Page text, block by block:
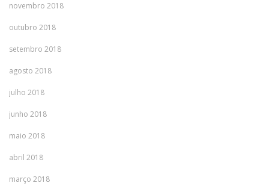
novembro 2018
outubro 2018
setembro 2018
agosto 2018
julho 2018
junho 2018
maio 2018
abril 2018
março 2018